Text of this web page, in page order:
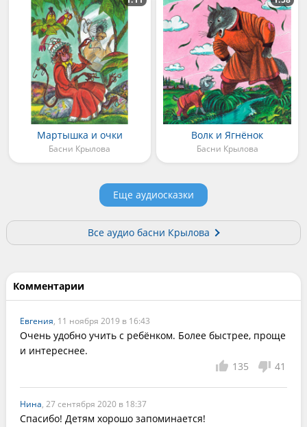
Мартышка и очки
Басни Крылова
Волк и Ягнёнок
Басни Крылова
Еще аудиосказки
Все аудио басни Крылова
Комментарии
Евгения, 11 ноября 2019 в 16:43
Очень удобно учить с ребёнком. Более быстрее, проще
и интереснее.
135
41
Нина, 27 сентября 2020 в 18:37
Спасибо! Детям хорошо запоминается!